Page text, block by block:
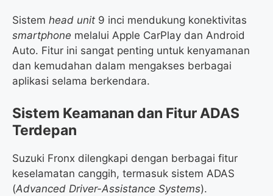
Sistem head unit 9 inci mendukung konektivitas
smartphone melalui Apple CarPlay dan Android
Auto. Fitur ini sangat penting untuk kenyamanan
dan kemudahan dalam mengakses berbagai
aplikasi selama berkendara.
Sistem Keamanan dan Fitur ADAS
Terdepan
Suzuki Fronx dilengkapi dengan berbagai fitur
keselamatan canggih, termasuk sistem ADAS
(Advanced Driver-Assistance Systems).